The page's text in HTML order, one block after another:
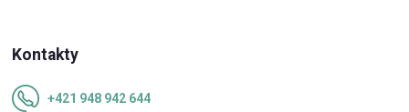
Kontakty
+421 948 942 644